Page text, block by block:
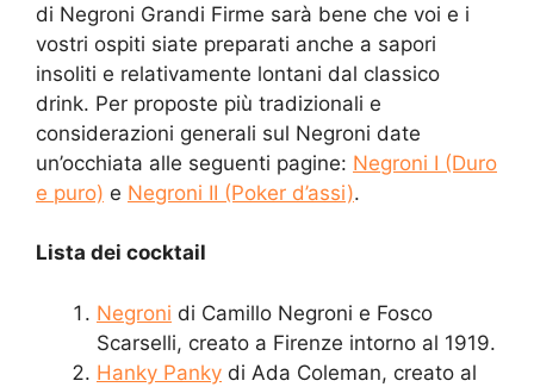
di Negroni Grandi Firme sarà bene che voi e i
vostri ospiti siate preparati anche a sapori
insoliti e relativamente lontani dal classico
drink. Per proposte più tradizionali e
considerazioni generali sul Negroni date
un’occhiata alle seguenti pagine: Negroni I (Duro
e puro) e Negroni II (Poker d’assi).
Lista dei cocktail
Negroni di Camillo Negroni e Fosco
Scarselli, creato a Firenze intorno al 1919.
Hanky Panky di Ada Coleman, creato al